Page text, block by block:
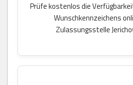
Prüfe kostenlos die
Wunschkennzeichens
Zulassungsstelle